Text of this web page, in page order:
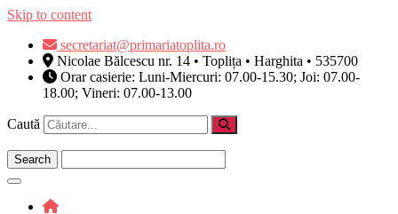
Skip to content
secretariat@primariatoplita.ro
Nicolae Bălcescu nr. 14 • Toplița • Harghita • 535700
Orar casierie: Luni-Miercuri: 07.00-15.30; Joi: 07.00-
18.00; Vineri: 07.00-13.00
Caută